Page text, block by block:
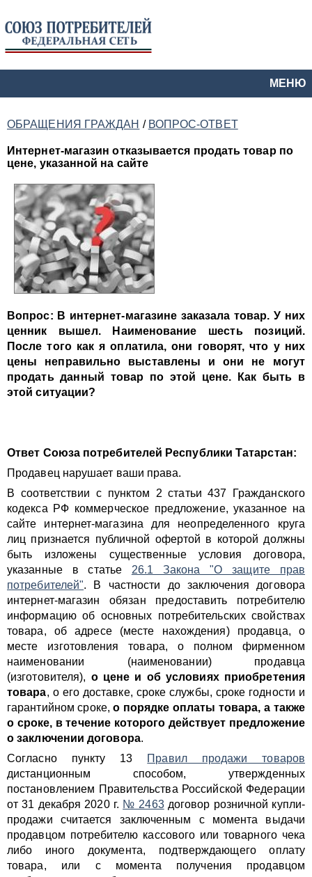
МЕНЮ
ОБРАЩЕНИЯ ГРАЖДАН / ВОПРОС-ОТВЕТ
Интернет-магазин отказывается продать товар по
цене, указанной на сайте
Вопрос: В интернет-магазине заказала товар. У них
ценник вышел. Наименование шесть позиций.
После того как я оплатила, они говорят, что у них
цены неправильно выставлены и они не могут
продать данный товар по этой цене. Как быть в
этой ситуации?
Ответ Союза потребителей Республики Татарстан:
Продавец нарушает ваши права.
В соответствии с пунктом 2 статьи 437 Гражданского
кодекса РФ коммерческое предложение, указанное на
сайте интернет-магазина для неопределенного круга
лиц признается публичной офертой в которой должны
быть изложены существенные условия договора,
указанные в статье 26.1 Закона "О защите прав
потребителей". В частности до заключения договора
интернет-магазин обязан предоставить потребителю
информацию об основных потребительских свойствах
товара, об адресе (месте нахождения) продавца, о
месте изготовления товара, о полном фирменном
наименовании (наименовании) продавца
(изготовителя), о цене и об условиях приобретения
товара, о его доставке, сроке службы, сроке годности и
гарантийном сроке,о порядке оплаты товара, а также
о сроке, в течение которого действует предложение
о заключении договора.
Согласно пункту 13 Правил продажи товаров
дистанционным способом, утвержденных
постановлением Правительства Российской Федерации
от 31 декабря 2020 г. № 2463договор розничной купли-
продажи считается заключенным с момента выдачи
продавцом потребителю кассового или товарного чека
либо иного документа, подтверждающего оплату
товара, или с момента получения продавцом